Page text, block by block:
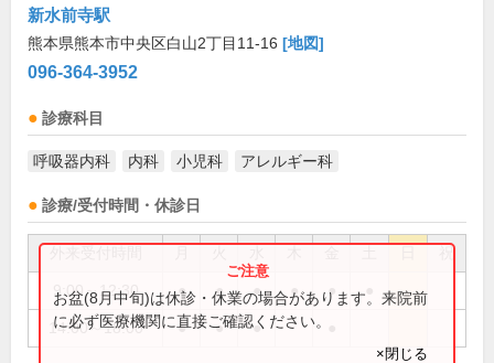
新水前寺駅
熊本県熊本市中央区白山2丁目11-16 [地図]
096-364-3952
診療科目
呼吸器内科 内科 小児科 アレルギー科
診療/受付時間・休診日
祝
9:00～12:30 ● ● ● ● ●
14:00～18:00 ● ● ●
お盆(8月中旬)は休診・休業の場合があります。来院前
に必ず医療機関に直接ご確認ください。
×閉じる